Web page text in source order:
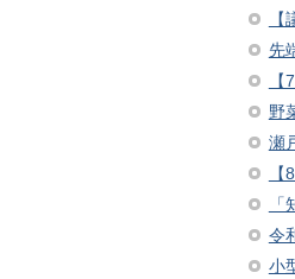
先
野
瀬
令
小